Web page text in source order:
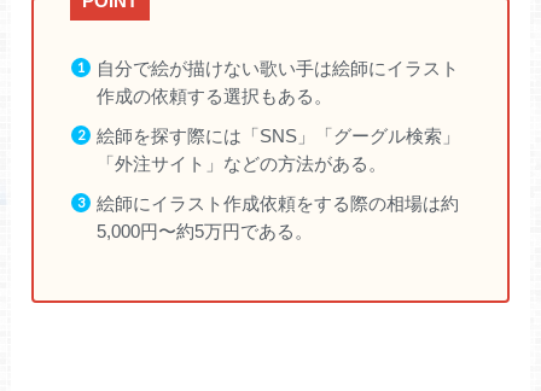
自分で絵が描けない歌い手は絵師にイラスト
作成の依頼する選択もある。
絵師を探す際には「SNS」「グーグル検索」
「外注サイト」などの方法がある。
絵師にイラスト作成依頼をする際の相場は約
5,000円〜約5万円である。